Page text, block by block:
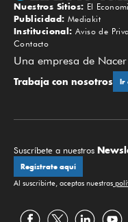
Nuestros Sitios: El
Publicidad: Mediakit
Institucional: Aviso de
Contacto
Una empresa de
Trabaja con nosotros
Suscríbete a nuestros
Regístrate aquí
Al suscribirte, aceptas nuestras